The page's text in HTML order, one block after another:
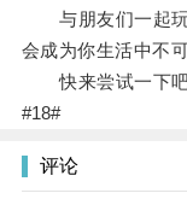
与朋友们一起玩
会成为你生活中不
快来尝试一下吧
#18#
评论